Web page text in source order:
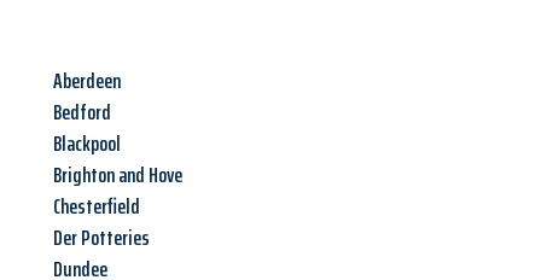
Aberdeen
Bedford
Blackpool
Brighton and Hove
Chesterfield
Der Potteries
Dundee